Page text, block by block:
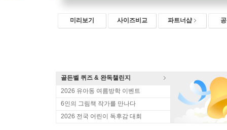
미리보기 사이즈비교 파트너샵
골든벨 퀴즈 & 완독챌린지
2026 유아동 여름방학 이벤트
6인의 그림책 작가를 만나다
2026 전국 어린이 독후감 대회